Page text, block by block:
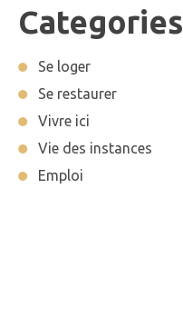
Categories
Se loger
Se restaurer
Vivre ici
Vie des instances
Emploi